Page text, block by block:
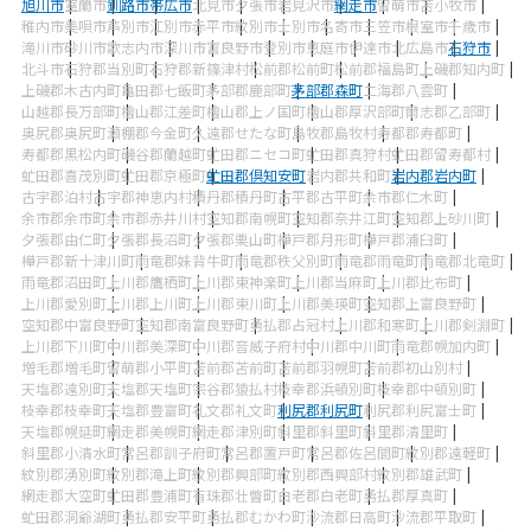
旭川市室蘭市釧路市帯広市北見市夕張市岩見沢市網走市留萌市苫小牧市
稚内市美唄市芦別市江別市赤平市紋別市士別市名寄市三笠市根室市千歳市
滝川市砂川市歌志内市深川市富良野市登別市恵庭市伊達市北広島市石狩市
北斗市石狩郡当別町石狩郡新篠津村松前郡松前町松前郡福島町 上磯郡知内町
上磯郡木古内町亀田郡七飯町茅部郡鹿部町茅部郡森町二海郡八雲町
山越郡長万部町檜山郡江差町檜山郡上ノ国町檜山郡厚沢部町爾志郡乙部町
奥尻郡奥尻町瀬棚郡今金町久遠郡せたな町島牧郡島牧村寿都郡寿都町
寿都郡黒松内町磯谷郡蘭越町虻田郡ニセコ町虻田郡真狩村虻田郡留寿都村
虻田郡喜茂別町虻田郡京極町虻田郡倶知安町岩内郡共和町岩内郡岩内町
古宇郡泊村古宇郡神恵内村積丹郡積丹町古平郡古平町余市郡仁木町
余市郡余市町余市郡赤井川村空知郡南幌町空知郡奈井江町空知郡上砂川町
夕張郡由仁町夕張郡長沼町夕張郡栗山町樺戸郡月形町樺戸郡浦臼町
樺戸郡新十津川町雨竜郡妹背牛町雨竜郡秩父別町雨竜郡雨竜町雨竜郡北竜町
雨竜郡沼田町 上川郡鷹栖町 上川郡東神楽町 上川郡当麻町 上川郡比布町
上川郡愛別町 上川郡上川町 上川郡東川町 上川郡美瑛町空知郡上富良野町
空知郡中富良野町空知郡南富良野町勇払郡占冠村 上川郡和寒町 上川郡剣淵町
上川郡下川町中川郡美深町中川郡音威子府村中川郡中川町雨竜郡幌加内町
増毛郡増毛町留萌郡小平町苫前郡苫前町苫前郡羽幌町苫前郡初山別村
天塩郡遠別町天塩郡天塩町宗谷郡猿払村枝幸郡浜頓別町枝幸郡中頓別町
枝幸郡枝幸町天塩郡豊富町礼文郡礼文町利尻郡利尻町利尻郡利尻富士町
天塩郡幌延町網走郡美幌町網走郡津別町斜里郡斜里町斜里郡清里町
斜里郡小清水町常呂郡訓子府町常呂郡置戸町常呂郡佐呂間町紋別郡遠軽町
紋別郡湧別町紋別郡滝上町紋別郡興部町紋別郡西興部村紋別郡雄武町
網走郡大空町虻田郡豊浦町有珠郡壮瞥町白老郡白老町勇払郡厚真町
虻田郡洞爺湖町勇払郡安平町勇払郡むかわ町沙流郡日高町沙流郡平取町